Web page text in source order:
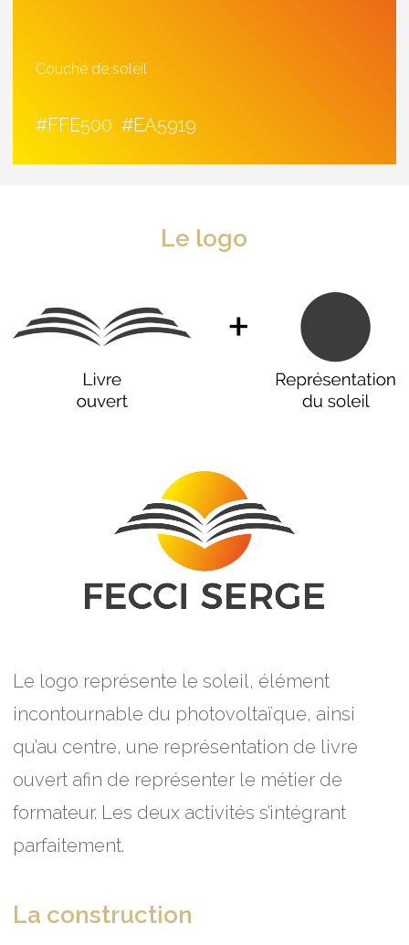
Couché de soleil
#FFE500 #EA5919
Le logo
Le logo représente le soleil, élément
incontournable du photovoltaïque, ainsi
qu’au centre, une représentation de livre
ouvert afin de représenter le métier de
formateur. Les deux activités s’intégrant
parfaitement.
La construction